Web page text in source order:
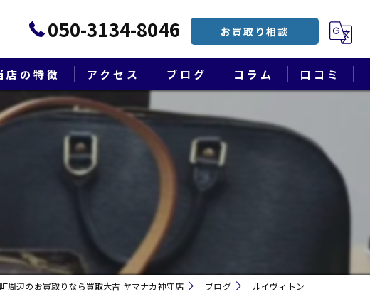
050-3134-8046 お買取り相談
店の特徴
ンド
張
前整理・遺品整理・終活
アクセス
漫画特集
ブログ コラム 口コミ
周辺のお買取りなら買取大吉 ヤマナカ神守店 ブログ ルイヴィトン